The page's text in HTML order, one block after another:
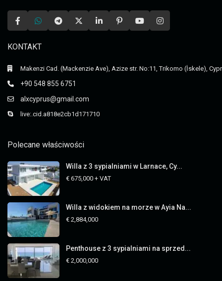
KONTAKT
Makenzi Cad. (Mackenzie Ave), Azize str. No:11, Trikomo (İskele),
+90 548 855 6751
alxcyprus@gmail.com
live:.cid.a818e2cb1d171710
Polecane właściwości
Willa z 3 sypialniami w Larnace, Cy...
€ 675,000+ VAT
Willa z widokiem na morze w Ayia Na...
€ 2,884,000
Penthouse z 3 sypialniami na sprzed...
€ 2,000,000